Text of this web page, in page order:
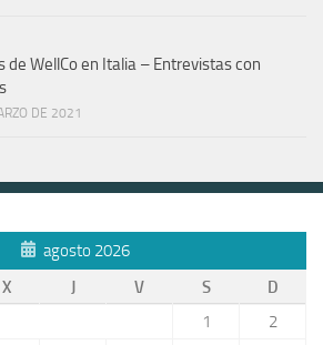
de WellCo en Italia – Entrevistas con
DE 2021
agosto 2026
X J V S
D
1
2